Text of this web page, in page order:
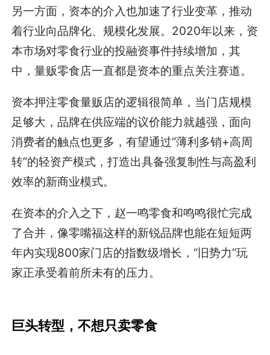
另一方面，资本的介入也加速了行业变革，推动
着行业向品牌化、规模化发展。2020年以来，资
本市场对零食行业的投融资事件持续增加，其
中，量贩零食店一直都是资本的重点关注赛道。
资本押注零食量贩店的逻辑很简单，当门店规模
足够大，品牌在供应端的议价能力就越强，面向
消费者的触点也更多，有望通过“薄利多销+高周
转”的轻资产模式，打造出具备强复制性与高盈利
效率的新商业模式。
在资本的介入之下，赵一鸣零食和鸣鸣很忙完成
了合并，像零嘴福这样的新锐品牌也能在短短两
年内实现800家门店的指数级增长，“旧势力”玩
家正承受着前所未有的压力。
巨头转型，不想只卖零食